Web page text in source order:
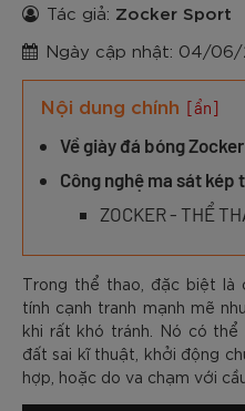
Tác giả: Zocker Sport
Ngày cập nhật: 04/
Nội dung chính [ẩn]
Về giày đá bóng Zocker
Công nghệ ma sát kép
ZOCKER - THỂ
Trong thể thao, đặc biệt là
tính cạnh tranh mạnh mẽ
khi rất khó tránh. Nó có
đất sai kĩ thuật, khởi động
hợp, hoặc do va chạm với